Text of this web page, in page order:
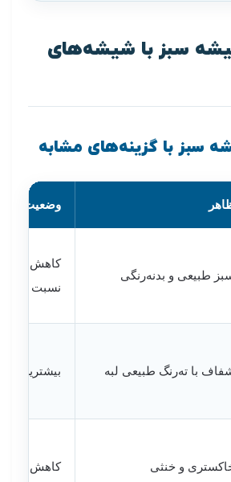
سبز با شیشه‌های
سبز با گزینه‌های مشابه
وضعیت نور
طبیعی و بدنه‌رنگی
کاهش نور
نسبت به
با ته‌رنگ طبیعی لبه بیشترین
و خنثی کاهش نور